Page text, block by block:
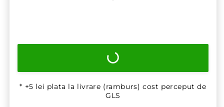
* +5 lei plata la livrare (ramburs) cost perceput de
GLS